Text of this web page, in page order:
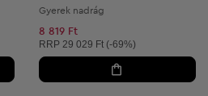
Gyerek nadrág
8 819 Ft
Ajánlott ár:
RRP 29 029 Ft (-69%)